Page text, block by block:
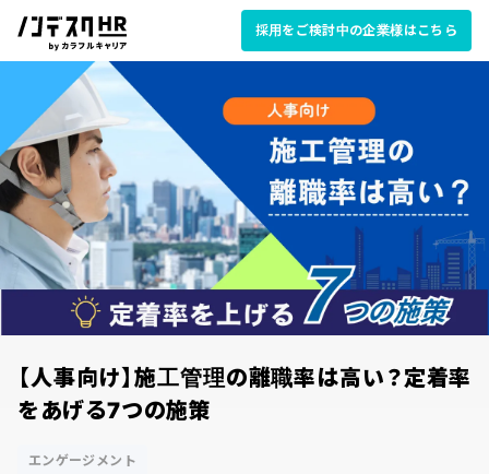
採用をご検討中の企業様はこちら
【人事向け】施工管理の離職率は高い？定着率
をあげる7つの施策
エンゲージメント